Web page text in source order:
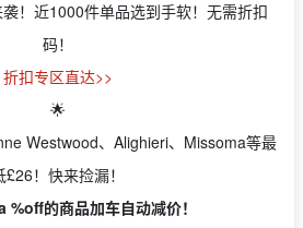
！近1000件单品选到手软！无需折扣
码！
折扣专区直达>>
🌟
Westwood、Alighieri、Missoma等最
£26！快来捡漏！
的商品加车自动减价！